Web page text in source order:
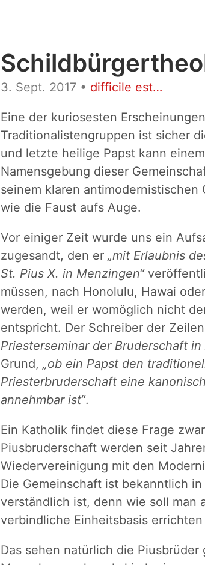
3. Sept. 2017 • difficile est…
Eine der kuriosesten
Traditionalistengruppen ist sicher
und letzte heilige Papst kann
Namensgebung dieser
seinem klaren
wie die Faust aufs Auge.
Vor einiger Zeit wurde uns ein
zugesandt, den er „mit Erlaubnis
St. Pius X. in Menzingen“
müssen, nach Honolulu, Hawai
werden, weil er womöglich nicht
entspricht. Der Schreiber der
Priesterseminar der Bruderschaft in
Grund, „ob ein Papst den
Priesterbruderschaft eine
annehmbar ist“.
Ein Katholik findet diese Frage
Piusbruderschaft werden seit
Wiedervereinigung mit den
Die Gemeinschaft ist bekanntlich
verständlich ist, denn wie soll man
verbindliche Einheitsbasis
Das sehen natürlich die